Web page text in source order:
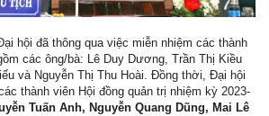
hội đã thông qua việc miễn nhiệm các thành
các ông/bà: Lê Duy Dương, Trần Thị Kiều
và Nguyễn Thị Thu Hoài. Đồng thời, Đại hội
thành viên Hội đồng quản trị nhiệm kỳ 2023-
Tuấn Anh, Nguyễn Quang Dũng, Mai Lê